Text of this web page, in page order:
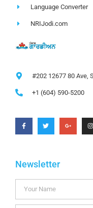
Language Converter
NRIJodi.com
#202 12677 80 Ave,
+1 (604) 590-5200
Newsletter